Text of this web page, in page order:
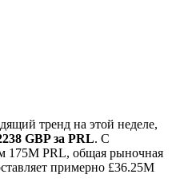
тренд на этой неделе,
GBP за PRL. С
175M PRL, общая рыночная
примерно £36.25M